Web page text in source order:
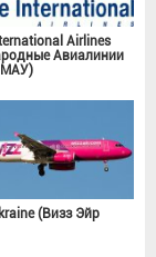
Airlines
Авиалинии
МАУ)
(Визз Эйр